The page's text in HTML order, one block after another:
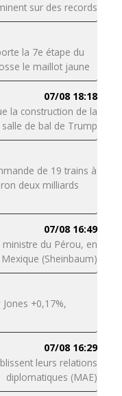
sur des records
la 7e étape du
le maillot jaune
07/08 18:18
la construction de la
salle de bal de Trump
de 19 trains à
deux milliards
07/08 16:49
du Pérou, en
(Sheinbaum)
+0,17%,
07/08 16:29
leurs relations
diplomatiques (MAE)